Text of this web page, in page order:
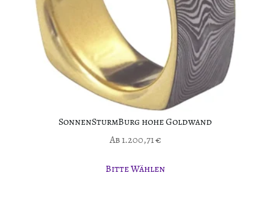
SonnenSturmBurg hohe Goldwand
Ab1.200,71€
Bitte Wählen